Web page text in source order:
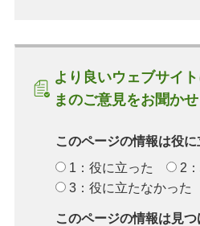
より良いウェブサイ
まのご意見をお聞か
このページの情報は役
1：役に立った
2
3：役に立たなかった
このページの情報は見